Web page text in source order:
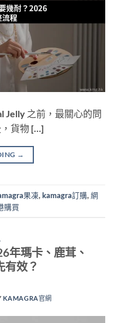
Jelly 之前，最關心的問
貨物 […]
→
果凍,kamagra訂購,網
購買
年瑪卡、鹿茸、
有效？
KAMAGRA官網